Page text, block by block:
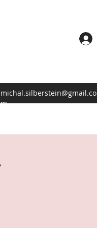
michal.silberstein@gmail.co
m